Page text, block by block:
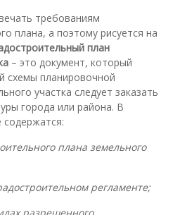
требованиям
плана, а поэтому рисуется на
план
– это документ, который
схемы планировочной
участка следует заказать
города или района. В
плана земельного
регламенте;